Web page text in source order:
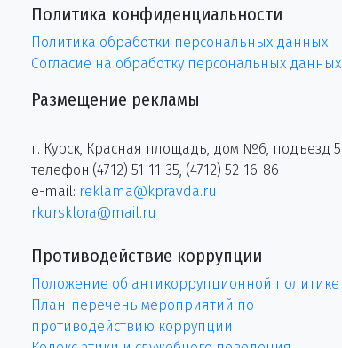
Политика конфиденциальности
Политика обработки персональных данных
Согласие на обработку персональных данных
Размещение рекламы
г. Курск, Красная площадь, дом №6, подъезд 5
телефон:(4712) 51-11-35, (4712) 52-16-86
e-mail: reklama@kpravda.ru
rkursklora@mail.ru
Противодействие коррупции
Положение об антикоррупционной политике
План-перечень мероприятий по
противодействию коррупции